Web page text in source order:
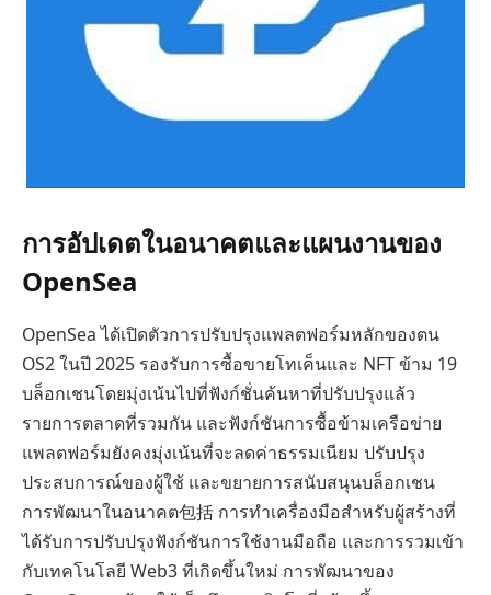
การอัปเดตในอนาคตและแผนงานของ
OpenSea
OpenSea ได้เปิดตัวการปรับปรุงแพลตฟอร์มหลักของตน
OS2 ในปี 2025 รองรับการซื้อขายโทเค็นและ NFT ข้าม 19
บล็อกเชนโดยมุ่งเน้นไปที่ฟังก์ชั่นค้นหาที่ปรับปรุงแล้ว
รายการตลาดที่รวมกัน และฟังก์ชันการซื้อข้ามเครือข่าย
แพลตฟอร์มยังคงมุ่งเน้นที่จะลดค่าธรรมเนียม ปรับปรุง
ประสบการณ์ของผู้ใช้ และขยายการสนับสนุนบล็อกเชน
การพัฒนาในอนาคต包括 การทำเครื่องมือสำหรับผู้สร้างที่
ได้รับการปรับปรุงฟังก์ชันการใช้งานมือถือ และการรวมเข้า
กับเทคโนโลยี Web3 ที่เกิดขึ้นใหม่ การพัฒนาของ